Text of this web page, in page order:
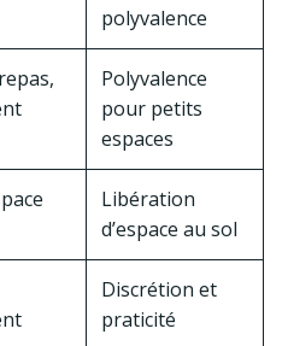
polyvalence
Polyvalence
pour petits
espaces
Libération
d’espace au sol
Discrétion et
praticité